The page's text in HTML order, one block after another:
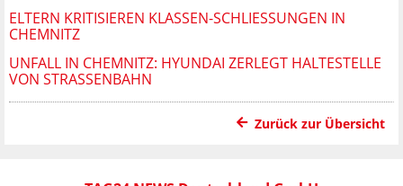
ELTERN KRITISIEREN KLASSEN-SCHLIESSUNGEN IN C
HEMNITZ
UNFALL IN CHEMNITZ: HYUNDAI ZERLEGT HALTESTELLE
VON STRASSENBAHN
Zurück zur Übersicht